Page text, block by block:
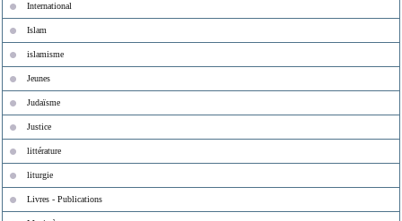
International
Islam
islamisme
Jeunes
Judaïsme
Justice
littérature
liturgie
Livres - Publications